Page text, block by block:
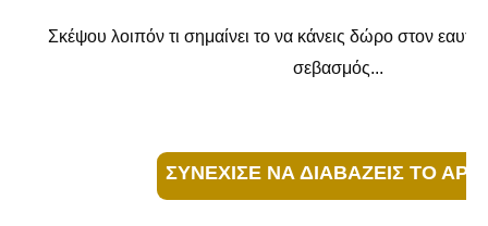
Σκέψου λοιπόν τι σημαίνει το να κάνεις δώρο στον
σεβασμός...
ΣΥΝΕΧΙΣΕ ΝΑ ΔΙΑΒΑΖΕΙΣ ΤΟ